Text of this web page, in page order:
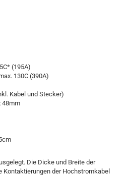
(195A)
130C (390A)
Kabel und Stecker)
48mm
Die Dicke und Breite der
der Hochstromkabel